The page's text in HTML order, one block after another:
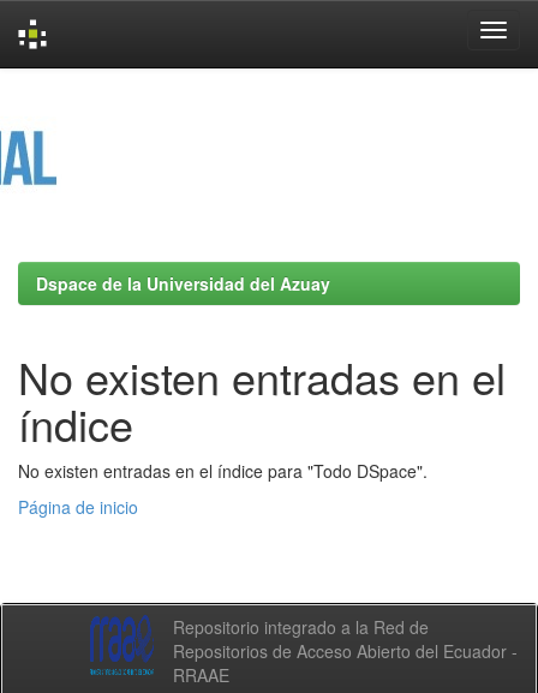
Dspace de la Universidad del Azuay
No existen entradas en el
índice
No existen entradas en el índice para "Todo DSpace".
Página de inicio
Repositorio integrado a la Red de
Repositorios de Acceso Abierto del Ecuador -
RRAAE